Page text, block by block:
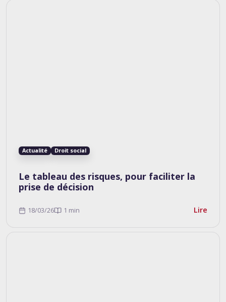
Actualité Droit social
Le tableau des risques, pour faciliter la
prise de décision
18/03/26 1 min Lire